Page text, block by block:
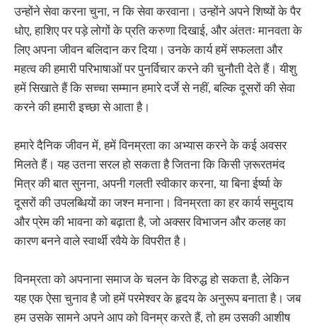
उन्होंने सेवा करना चुना, न कि सेवा करवाना। उन्होंने अपने शिष्यों के पैर
धोए, हाशिए पर पड़े लोगों के प्रति करुणा दिखाई, और अंततः मानवता के
लिए अपना जीवन बलिदान कर दिया। उनके कार्य हमें सफलता और
महत्व की हमारी परिभाषाओं पर पुनर्विचार करने की चुनौती देते हैं। यीशु
हमें सिखाते हैं कि सच्चा सम्मान हमारे दर्जे से नहीं, बल्कि दूसरों की सेवा
करने की हमारी इच्छा से आता है।
हमारे दैनिक जीवन में, हमें विनम्रता का अभ्यास करने के कई अवसर
मिलते हैं। यह उतना सरल हो सकता है जितना कि किसी ज़रूरतमंद
मित्र की बात सुनना, अपनी गलती स्वीकार करना, या बिना ईर्ष्या के
दूसरों की उपलब्धियों का जश्न मनाना। विनम्रता का हर कार्य समुदाय
और प्रेम की भावना को बढ़ाता है, जो अक्सर विभाजन और कलह का
कारण बनने वाले स्वार्थी रवैये के विपरीत है।
विनम्रता को अपनाना समाज के चलन के विरुद्ध हो सकता है, लेकिन
यह एक ऐसा चुनाव है जो हमें परमेश्वर के हृदय के अनुरूप बनाता है। जब
हम उसके सामने अपने आप को विनम्र करते हैं, तो हम उसकी आशीष